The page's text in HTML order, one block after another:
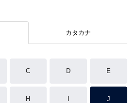
カタカナ
C D E
H J